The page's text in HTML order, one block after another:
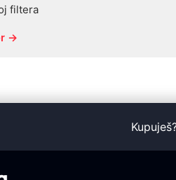
filtera
→